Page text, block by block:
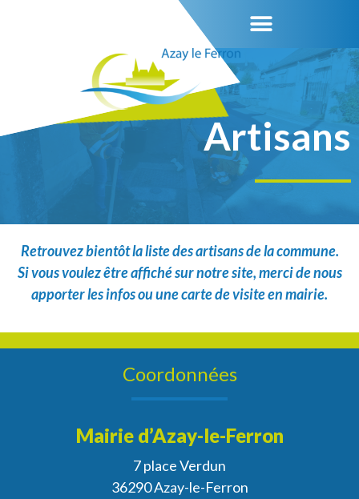
Artisans
Retrouvez bientôt la liste des artisans de la commune.
Si vous voulez être affiché sur notre site, merci de nous
apporter les infos ou une carte de visite en mairie.
Coordonnées
Mairie d’Azay-le-Ferron
7 place Verdun
36290 Azay-le-Ferron